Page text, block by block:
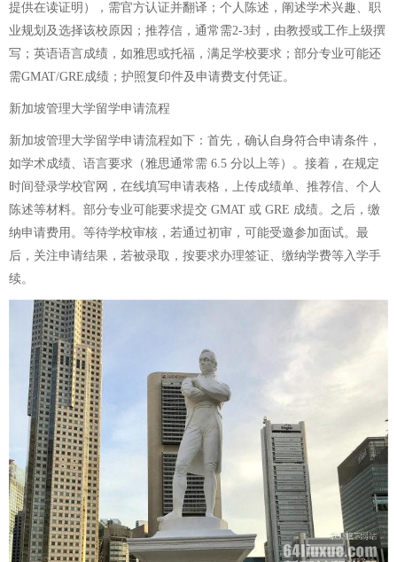
提供在读证明），需官方认证并翻译；个人陈述，阐述学术兴趣、职
业规划及选择该校原因；推荐信，通常需2-3封，由教授或工作上级撰
写；英语语言成绩，如雅思或托福，满足学校要求；部分专业可能还
需GMAT/GRE成绩；护照复印件及申请费支付凭证。
新加坡管理大学留学申请流程
新加坡管理大学留学申请流程如下：首先，确认自身符合申请条件，
如学术成绩、语言要求（雅思通常需 6.5 分以上等）。接着，在规定
时间登录学校官网，在线填写申请表格，上传成绩单、推荐信、个人
陈述等材料。部分专业可能要求提交 GMAT 或 GRE 成绩。之后，缴
纳申请费用。等待学校审核，若通过初审，可能受邀参加面试。最
后，关注申请结果，若被录取，按要求办理签证、缴纳学费等入学手
续。